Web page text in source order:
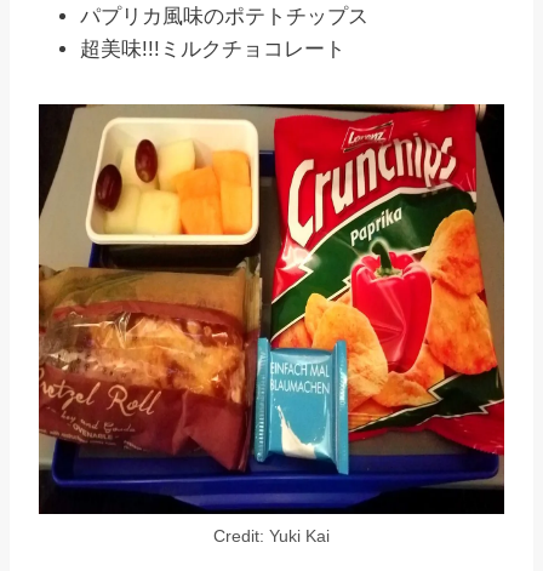
パプリカ風味のポテトチップス
超美味!!!ミルクチョコレート
Credit: Yuki Kai